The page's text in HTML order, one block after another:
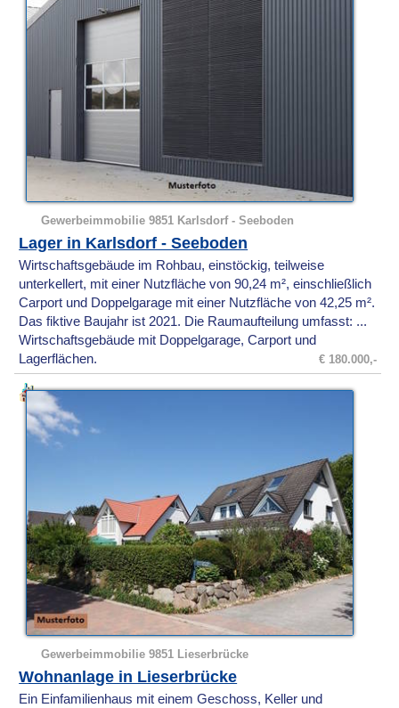
Gewerbeimmobilie 9851 Karlsdorf - Seeboden
Lager in Karlsdorf - Seeboden
Wirtschaftsgebäude im Rohbau, einstöckig, teilweise
unterkellert, mit einer Nutzfläche von 90,24 m², einschließlich
Carport und Doppelgarage mit einer Nutzfläche von 42,25 m².
Das fiktive Baujahr ist 2021. Die Raumaufteilung umfasst: ...
Wirtschaftsgebäude mit Doppelgarage, Carport und
Lagerflächen.
€ 180.000,-
Gewerbeimmobilie 9851 Lieserbrücke
Wohnanlage in Lieserbrücke
Ein Einfamilienhaus mit einem Geschoss, Keller und